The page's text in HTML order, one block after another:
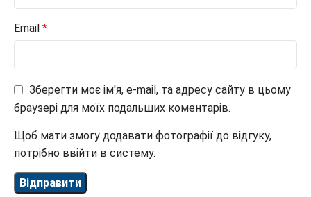
Email *
Зберегти моє ім'я, e-mail, та адресу сайту в цьому
браузері для моїх подальших коментарів.
Щоб мати змогу додавати фотографії до відгуку,
потрібно ввійти в систему.